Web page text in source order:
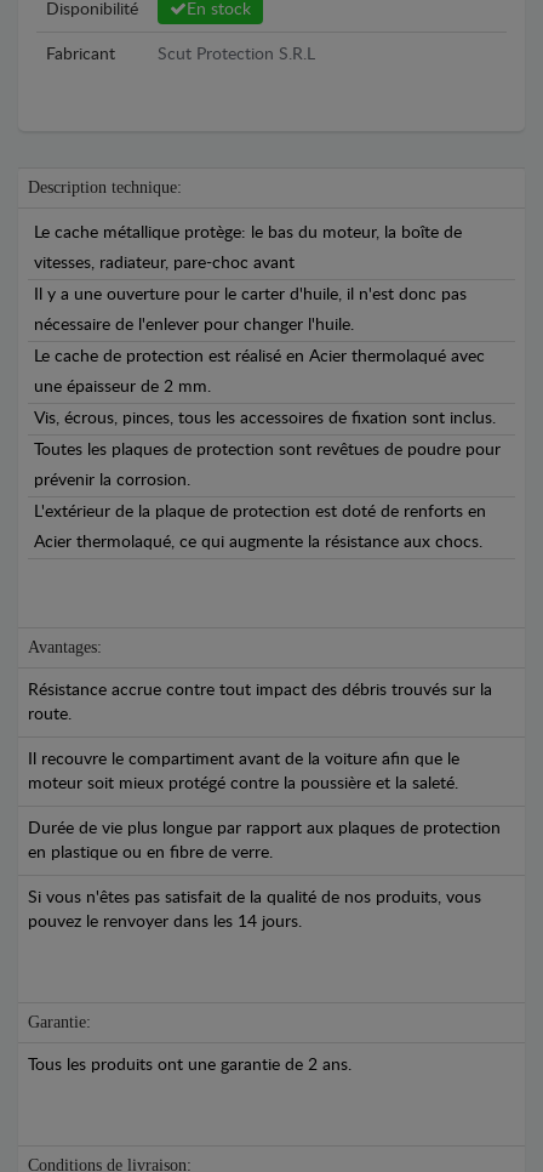
Disponibilité En stock
Fabricant Scut Protection S.R.L
Description technique:
Le cache métallique protège: le bas du moteur, la boîte de
vitesses, radiateur, pare-choc avant
Il y a une ouverture pour le carter d'huile, il n'est donc pas
nécessaire de l'enlever pour changer l'huile.
Le cache de protection est réalisé en Acier thermolaqué avec
une épaisseur de 2 mm.
Vis, écrous, pinces, tous les accessoires de fixation sont inclus.
Toutes les plaques de protection sont revêtues de poudre pour
prévenir la corrosion.
L'extérieur de la plaque de protection est doté de renforts en
Acier thermolaqué, ce qui augmente la résistance aux chocs.
Avantages:
Résistance accrue contre tout impact des débris trouvés sur la
route.
Il recouvre le compartiment avant de la voiture afin que le
moteur soit mieux protégé contre la poussière et la saleté.
Durée de vie plus longue par rapport aux plaques de protection
en plastique ou en fibre de verre.
Si vous n'êtes pas satisfait de la qualité de nos produits, vous
pouvez le renvoyer dans les 14 jours.
Garantie:
Tous les produits ont une garantie de 2 ans.
Conditions de livraison: